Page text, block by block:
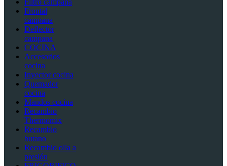
Filtro campana
Frontal
campana
Deflector
campana
COCINA
Accesorios
cocina
Inyector cocina
Quemador
cocina
Mandos cocina
Recambio
Thermomix
Recambio
butano
Recambio olla a
presión